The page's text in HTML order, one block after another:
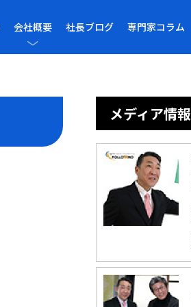
会社概要 社長ブログ 専門家コラム
メディア情報